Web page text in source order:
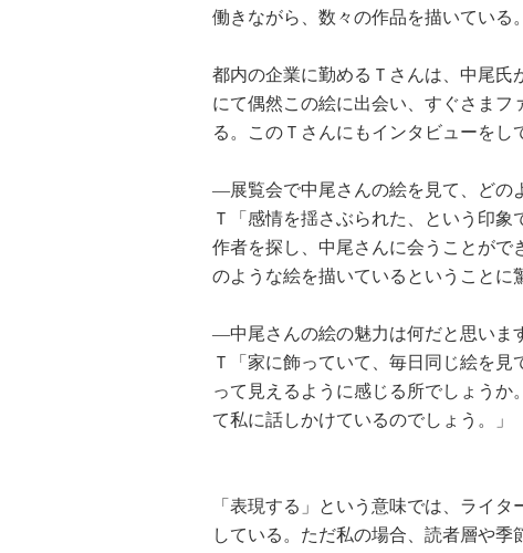
働きながら、数々の作品を描いている。
都内の企業に勤めるＴさんは、中尾氏
にて偶然この絵に出会い、すぐさま
る。このＴさんにもインタビューをし
―展覧会で中尾さんの絵を見て、どの
Ｔ「感情を揺さぶられた、という印
作者を探し、中尾さんに会うことがで
のような絵を描いているということに
―中尾さんの絵の魅力は何だと思いま
Ｔ「家に飾っていて、毎日同じ絵を
って見えるように感じる所でしょう
て私に話しかけているのでしょう。」
「表現する」という意味では、ライ
している。ただ私の場合、読者層や